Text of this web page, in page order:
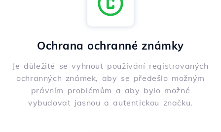
Ochrana ochranné známky
Je důležité se vyhnout používání registrovaných
ochranných známek, aby se předešlo možným
právním problémům a aby bylo možné
vybudovat jasnou a autentickou značku.